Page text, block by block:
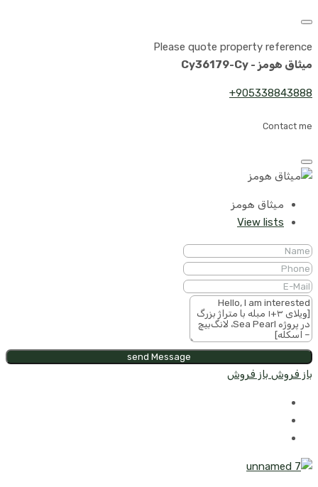
Please quote property reference
میثاق هومز - Cy36179-Cy
905338843888+
Contact me
میثاق هومز
View lists
send Message
باز فروش باز فروش